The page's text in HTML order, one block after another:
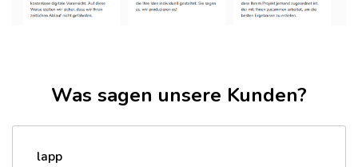
Was sagen unsere Kunden?
lapp